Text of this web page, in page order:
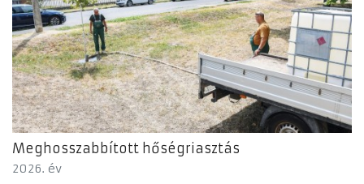
Meghosszabbított hőségriasztás
2026. év